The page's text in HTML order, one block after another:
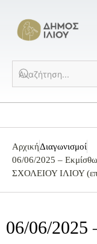
ΑρχικήΔιαγωνισμοί
06/06/2025 –
ΣΧΟΛΕΙΟΥ ΙΛΙΟΥ
06/06/2025